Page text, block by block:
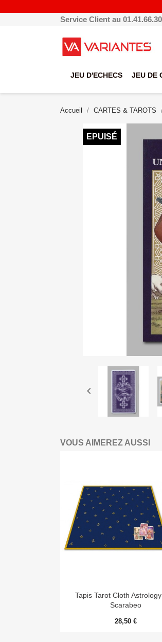
Service Client au
JEU D'ECHECS JEU DE
Accueil CARTES & TAROTS
EPUISÉ

VOUS AIMEREZ AUSSI
Aperçu rapide
Tapis Tarot Cloth
Scarabeo
28,50 €